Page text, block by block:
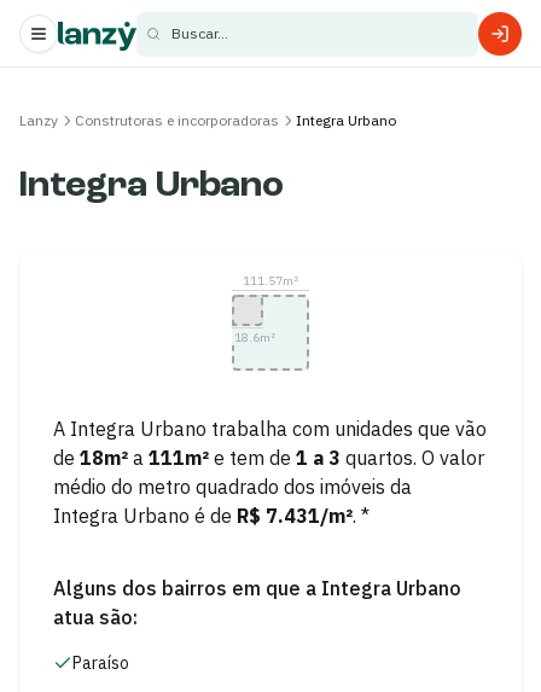
Buscar...
Lanzy Construtoras e incorporadoras Integra Urbano
Integra Urbano
111.57m²
18.6m²
A Integra Urbano trabalha com unidades que vão
de 18m² a 111m² e tem de 1 a 3 quartos. O valor
médio do metro quadrado dos imóveis da
Integra Urbano é de R$ 7.431/m². *
Alguns dos bairros em que a Integra Urbano
atua são:
Paraíso